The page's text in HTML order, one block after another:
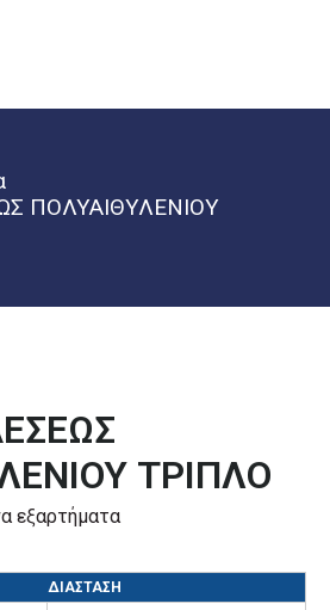
ΠΟΛΥΑΙΘΥΛΕΝΙΟΥ
ΤΡΙΠΛΟ
εξαρτήματα
ΔΙΑΣΤΑΣΗ